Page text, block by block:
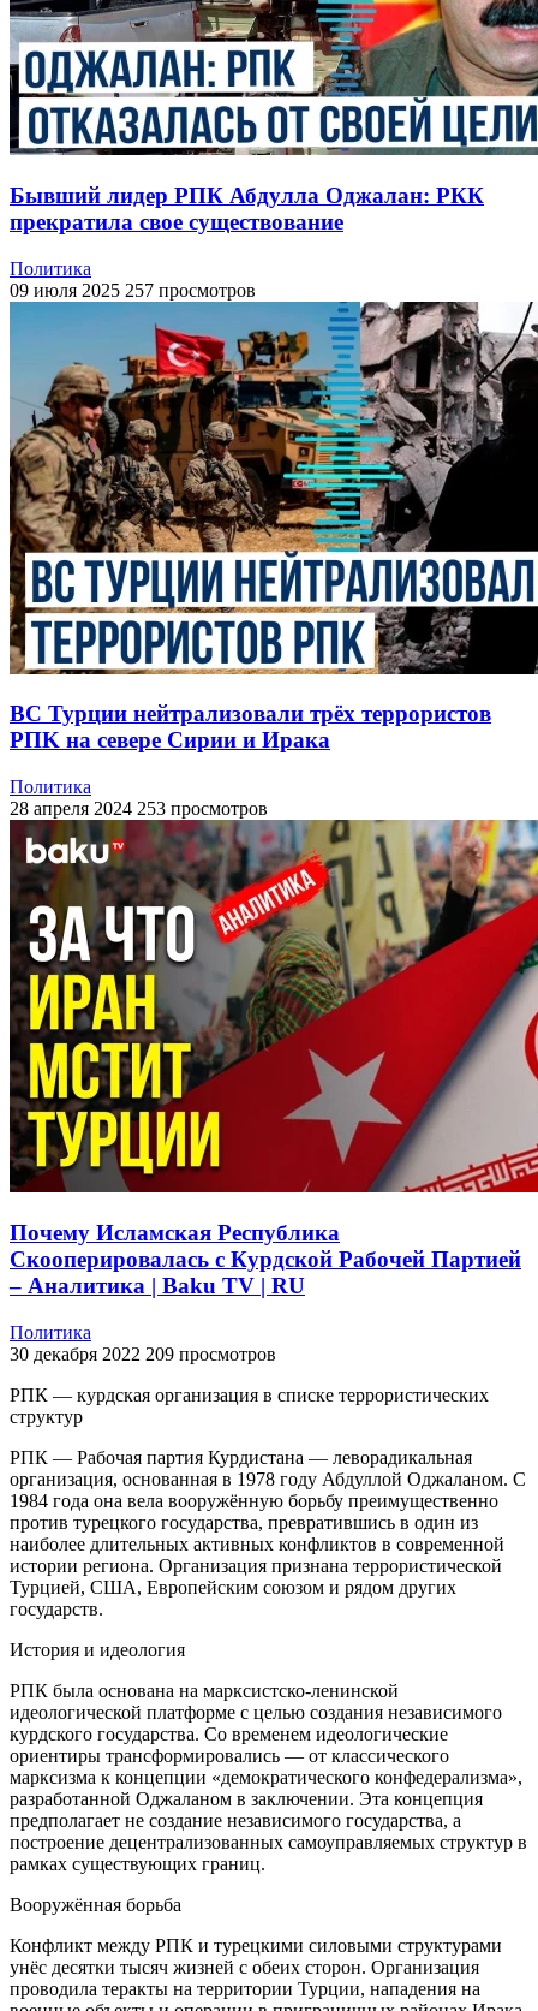
Бывший лидер РПК Абдулла Оджалан: РКК
прекратила свое существование
Политика
09 июля 2025 257 просмотров
ВС Турции нейтрализовали трёх террористов
PПK на севере Сирии и Ирака
Политика
28 апреля 2024 253 просмотров
Почему Исламская Республика
Скооперировалась с Курдской Рабочей Партией
– Аналитика | Baku TV | RU
Политика
30 декабря 2022 209 просмотров
РПК — курдская организация в списке террористических
структур
РПК — Рабочая партия Курдистана — леворадикальная
организация, основанная в 1978 году Абдуллой Оджаланом. С
1984 года она вела вооружённую борьбу преимущественно
против турецкого государства, превратившись в один из
наиболее длительных активных конфликтов в современной
истории региона. Организация признана террористической
Турцией, США, Европейским союзом и рядом других
государств.
История и идеология
РПК была основана на марксистско-ленинской
идеологической платформе с целью создания независимого
курдского государства. Со временем идеологические
ориентиры трансформировались — от классического
марксизма к концепции «демократического конфедерализма»,
разработанной Оджаланом в заключении. Эта концепция
предполагает не создание независимого государства, а
построение децентрализованных самоуправляемых структур в
рамках существующих границ.
Вооружённая борьба
Конфликт между РПК и турецкими силовыми структурами
унёс десятки тысяч жизней с обеих сторон. Организация
проводила теракты на территории Турции, нападения на